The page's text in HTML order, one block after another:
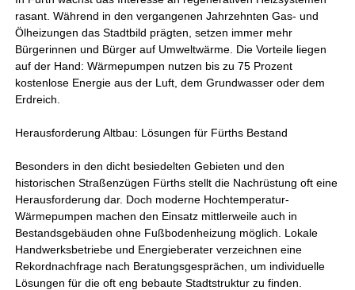
rasant. Während in den vergangenen Jahrzehnten Gas- und
Ölheizungen das Stadtbild prägten, setzen immer mehr
Bürgerinnen und Bürger auf Umweltwärme. Die Vorteile liegen
auf der Hand: Wärmepumpen nutzen bis zu 75 Prozent
kostenlose Energie aus der Luft, dem Grundwasser oder dem
Erdreich.
Herausforderung Altbau: Lösungen für Fürths Bestand
Besonders in den dicht besiedelten Gebieten und den
historischen Straßenzügen Fürths stellt die Nachrüstung oft eine
Herausforderung dar. Doch moderne Hochtemperatur-
Wärmepumpen machen den Einsatz mittlerweile auch in
Bestandsgebäuden ohne Fußbodenheizung möglich. Lokale
Handwerksbetriebe und Energieberater verzeichnen eine
Rekordnachfrage nach Beratungsgesprächen, um individuelle
Lösungen für die oft eng bebaute Stadtstruktur zu finden.